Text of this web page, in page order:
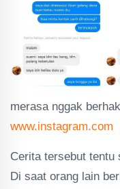
merasa nggak
www.instagram.com
Cerita tersebut tentu
Di saat orang lain